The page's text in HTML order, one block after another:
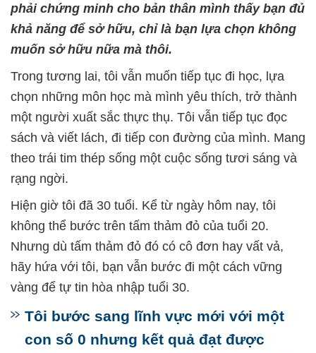
phải chứng minh cho bản thân mình thấy bạn đủ
khả năng để sở hữu, chỉ là bạn lựa chọn không
muốn sở hữu nữa mà thôi.
Trong tương lai, tôi vẫn muốn tiếp tục đi học, lựa
chọn những môn học mà mình yêu thích, trở thành
một người xuất sắc thực thụ. Tôi vẫn tiếp tục đọc
sách và viết lách, đi tiếp con đường của mình. Mang
theo trái tim thép sống một cuộc sống tươi sáng và
rạng ngời.
Hiện giờ tôi đã 30 tuổi. Kể từ ngày hôm nay, tôi
không thể bước trên tấm thảm đỏ của tuổi 20.
Nhưng dù tấm thảm đỏ đó có cô đơn hay vất vả,
hãy hứa với tôi, bạn vẫn bước đi một cách vững
vàng để tự tin hòa nhập tuổi 30.
Tôi bước sang lĩnh vực mới với một
con số 0 nhưng kết quả đạt được